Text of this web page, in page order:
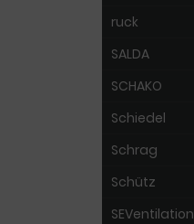
ruck
SALDA
SCHAKO
Schiedel
Schrag
Schütz
SEVentilation